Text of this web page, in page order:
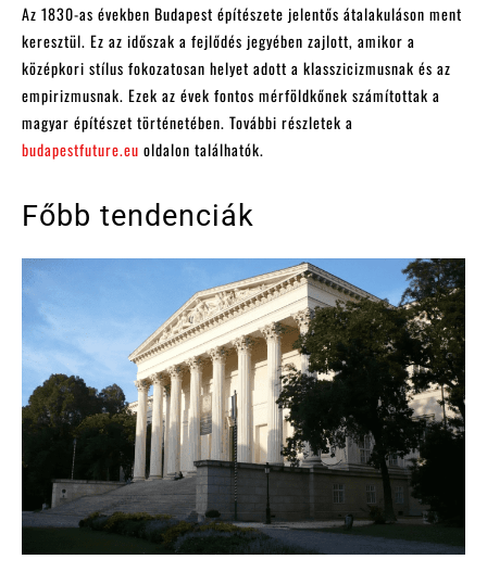
Az 1830-as években Budapest építészete jelentős átalakuláson ment
keresztül. Ez az időszak a fejlődés jegyében zajlott, amikor a
középkori stílus fokozatosan helyet adott a klasszicizmusnak és az
empirizmusnak. Ezek az évek fontos mérföldkőnek számítottak a
magyar építészet történetében. További részletek a
budapestfuture.eu oldalon találhatók.
Főbb tendenciák